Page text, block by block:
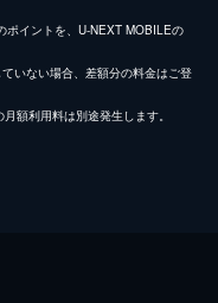
ポイントを、U-NEXT MOBILEの
いない場合、差額分の料金はご登
額利用料は別途発生します。